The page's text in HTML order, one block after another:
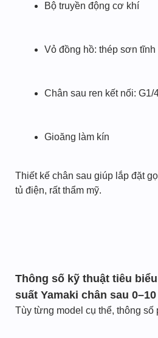
Bộ truyền động cơ khí
Vỏ đồng hồ: thép sơn
Chân sau ren kết nối:
Gioăng làm kín
Thiết kế chân sau giúp lắp đặt
tủ điện, rất thẩm mỹ.
Thông số kỹ thuật tiêu
suất Yamaki chân sau
Tùy từng model cụ thể, thông số